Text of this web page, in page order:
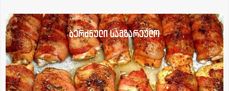
ბერძნული სამზარეულო